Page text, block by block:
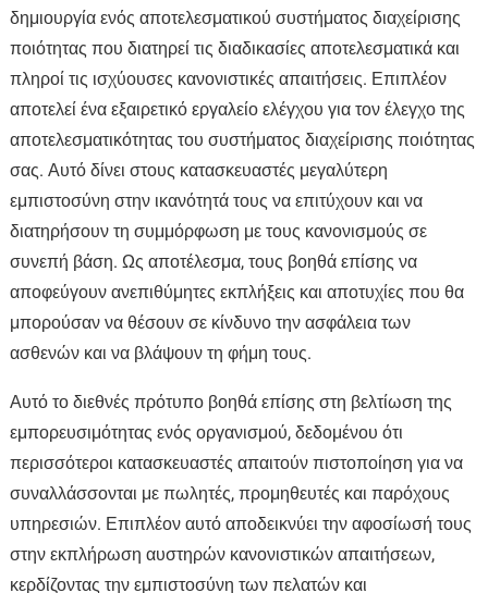
δημιουργία ενός αποτελεσματικού συστήματος διαχείρισης
ποιότητας που διατηρεί τις διαδικασίες αποτελεσματικά και
πληροί τις ισχύουσες κανονιστικές απαιτήσεις. Επιπλέον
αποτελεί ένα εξαιρετικό εργαλείο ελέγχου για τον έλεγχο της
αποτελεσματικότητας του συστήματος διαχείρισης ποιότητας
σας. Αυτό δίνει στους κατασκευαστές μεγαλύτερη
εμπιστοσύνη στην ικανότητά τους να επιτύχουν και να
διατηρήσουν τη συμμόρφωση με τους κανονισμούς σε
συνεπή βάση. Ως αποτέλεσμα, τους βοηθά επίσης να
αποφεύγουν ανεπιθύμητες εκπλήξεις και αποτυχίες που θα
μπορούσαν να θέσουν σε κίνδυνο την ασφάλεια των
ασθενών και να βλάψουν τη φήμη τους.
Αυτό το διεθνές πρότυπο βοηθά επίσης στη βελτίωση της
εμπορευσιμότητας ενός οργανισμού, δεδομένου ότι
περισσότεροι κατασκευαστές απαιτούν πιστοποίηση για να
συναλλάσσονται με πωλητές, προμηθευτές και παρόχους
υπηρεσιών. Επιπλέον αυτό αποδεικνύει την αφοσίωσή τους
στην εκπλήρωση αυστηρών κανονιστικών απαιτήσεων,
κερδίζοντας την εμπιστοσύνη των πελατών και